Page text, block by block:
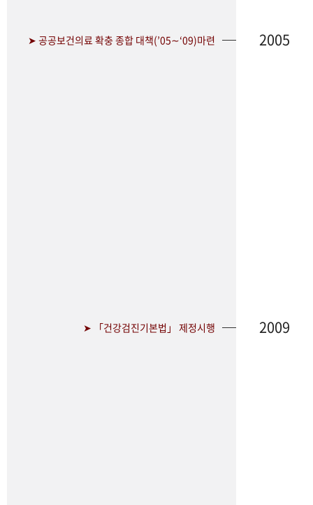
➤ 공공보건의료 확충 종합 대책(’05∼‘09)마련 2005
➤ 「건강검진기본법」 제정시행 2009